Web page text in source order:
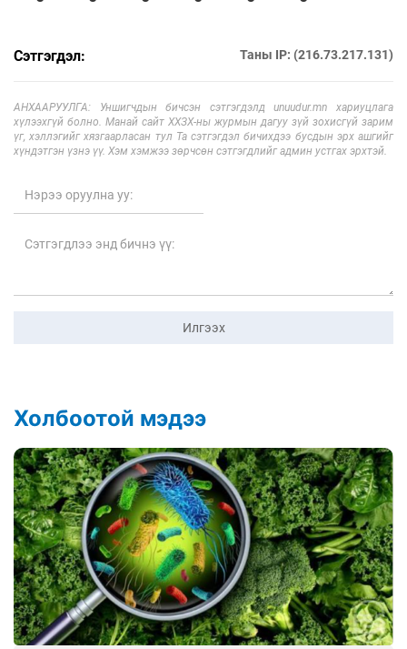
Сэтгэгдэл: Таны IP: (216.73.217.131)
АНХААРУУЛГА: Уншигчдын бичсэн сэтгэгдэлд unuudur.mn хариуцлага
хүлээхгүй болно. Манай сайт ХХЗХ-ны журмын дагуу зүй зохисгүй зарим
үг, хэллэгийг хязгаарласан тул Та сэтгэгдэл бичихдээ бусдын эрх ашгийг
хүндэтгэн үзнэ үү. Хэм хэмжээ зөрчсөн сэтгэгдлийг админ устгах эрхтэй.
Илгээх
Холбоотой мэдээ